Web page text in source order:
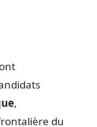
,
du